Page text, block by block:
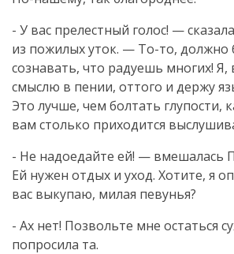
- У вас прелестный голос! —
из пожилых уток. — То-то, должно
сознавать, что радуешь многих!
смыслю в пении, оттого и держу
Это лучше, чем болтать глупости,
вам столько приходится
- Не надоедайте ей! — вмешалась
Ей нужен отдых и уход. Хотите, я
вас выкупаю, милая певунья?
- Ах нет! Позвольте мне остаться
попросила та.